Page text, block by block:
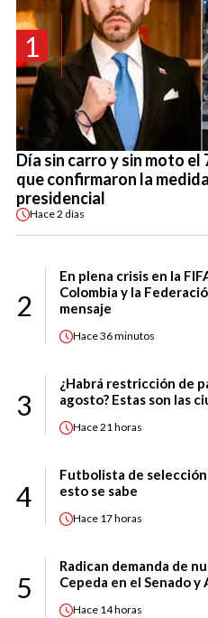
1
Día sin carro y sin moto
que confirmaron la
presidencial
Hace2 días
2
En plena crisis en la
Colombia y la
mensaje
Hace36 minutos
3
¿Habrá restricción de
agosto? Estas son las
Hace21 horas
4
Futbolista de
esto se sabe
Hace 17 horas
5
Radican demanda de
Cepeda en el Senado y
Hace 14 horas